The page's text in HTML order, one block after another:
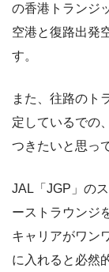
の香港トランジ
空港と復路出発
す。
また、往路のト
定しているでの
つきたいと思っ
JAL「JGP」の
ーストラウンジ
キャリアがワン
に入れると必然